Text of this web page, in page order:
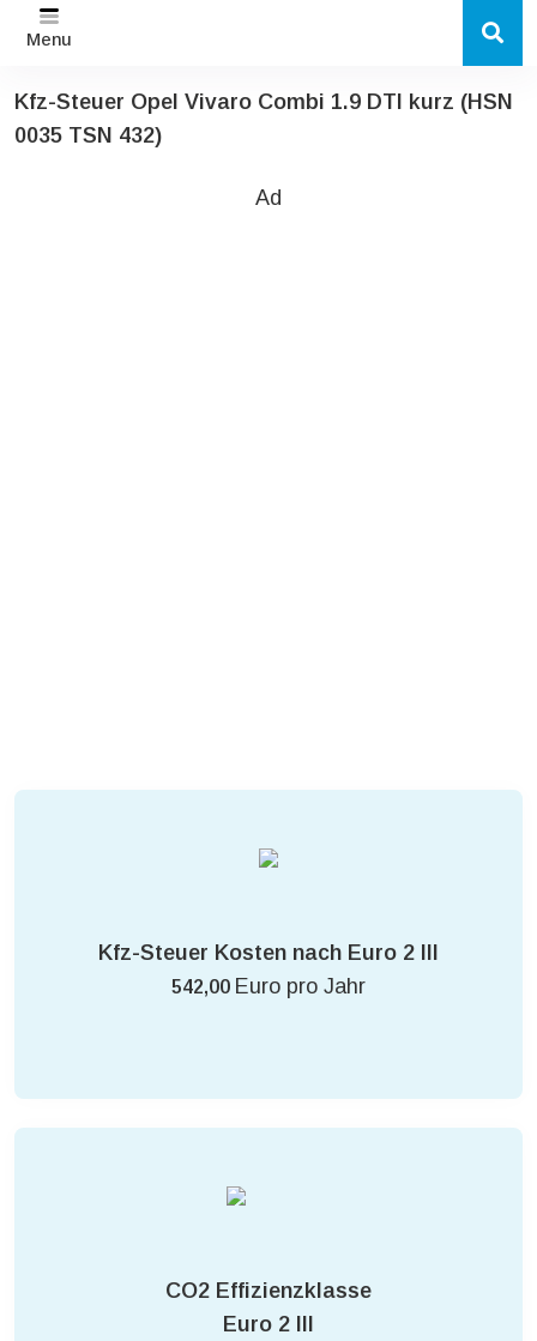
Menu
Kfz-Steuer Opel Vivaro Combi 1.9 DTI kurz (HSN
0035 TSN 432)
Ad
Kfz-Steuer Kosten nach Euro 2 III
542,00 Euro pro Jahr
CO2 Effizienzklasse
Euro 2 III